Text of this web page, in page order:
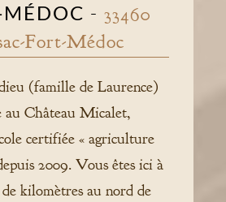
- 33460
Fort-Médoc
(famille de Laurence)
au Château Micalet,
certifiée « agriculture
2009. Vous êtes ici à
kilomètres au nord de